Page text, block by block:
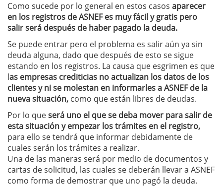
Como sucede por lo general en estos casos aparecer
en los registros de ASNEF es muy fácil y gratis pero
salir será después de haber pagado la deuda.
Se puede entrar pero el problema es salir aún ya sin
deuda alguna, dado que después de esto se sigue
estando en los registros. La causa que esgrimen es que
las empresas crediticias no actualizan los datos de los
clientes y ni se molestan en informarles a ASNEF de la
nueva situación, como que están libres de deudas.
Por lo queserá uno el que se deba mover para salir de
esta situación y empezar los trámites en el registro,
para ello se tendrá que informar debidamente de
cuales serán los trámites a realizar.
Una de las maneras será por medio de documentos y
cartas de solicitud, las cuales se deberán llevar a ASNEF
como forma de demostrar que uno pagó la deuda.